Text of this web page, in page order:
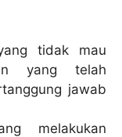
tidak mau
yang telah
jawab
melakukan